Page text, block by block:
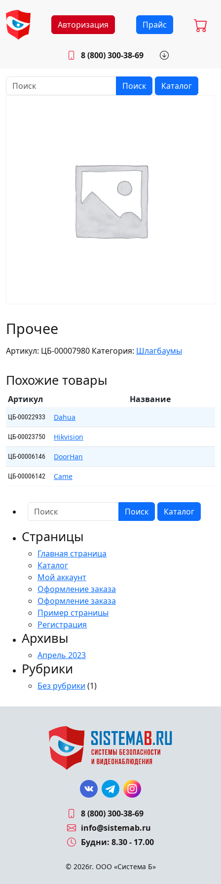
Авторизация Прайс
8 (800) 300-38-69
Будни: 8.30 - 17.00
Поиск Каталог
Прочее
Артикул: ЦБ-00007980 Категория: Шлагбаумы
Похожие товары
Артикул Название
ЦБ-00022933 Dahua
ЦБ-00023750 Hikvision
ЦБ-00006146 DoorHan
ЦБ-00006142 Came
Поиск Каталог
Страницы
Главная страница
Каталог
Мой аккаунт
Оформление заказа
Оформление заказа
Пример страницы
Регистрация
Архивы
Апрель 2023
Рубрики
Без рубрики (1)
8 (800) 300-38-69
info@sistemab.ru
Будни: 8.30 - 17.00
© 2026г. ООО «Система Б»